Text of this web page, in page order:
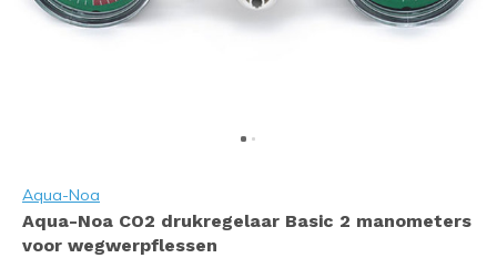
Aqua-Noa
Aqua-Noa CO2 drukregelaar Basic 2 manometers
voor wegwerpflessen